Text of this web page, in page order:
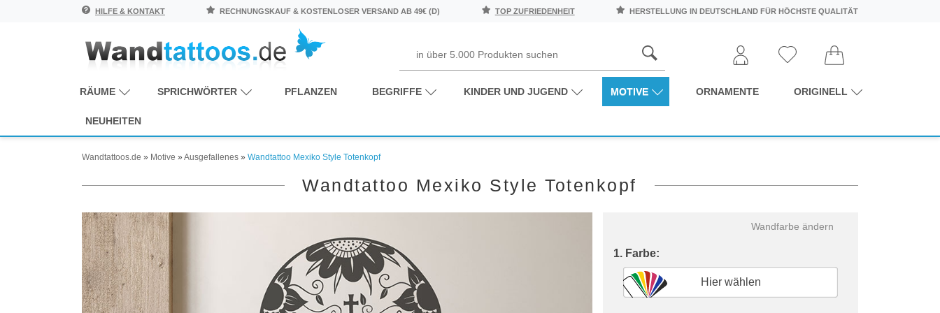
HILFE & KONTAKT RECHNUNGSKAUF & KOSTENLOSER VERSAND AB 49€ (D) TOP ZUFRIEDENHEIT HERSTELLUNG IN DEUTSCHLAND FÜR HÖCHSTE QUALITÄT
RÄUME SPRICHWÖRTER PFLANZEN BEGRIFFE KINDER UND JUGEND MOTIVE ORNAMENTE ORIGINELL
NEUHEITEN
Wandtattoos.de » Motive » Ausgefallenes » Wandtattoo Mexiko Style Totenkopf
Wandtattoo Mexiko Style Totenkopf
Wandfarbe ändern
1. Farbe:
Hier wählen